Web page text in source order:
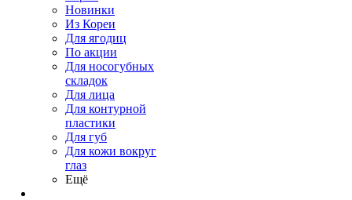
Новинки
Из Кореи
Для ягодиц
По акции
Для носогубных
складок
Для лица
Для контурной
пластики
Для губ
Для кожи вокруг
глаз
Ещё